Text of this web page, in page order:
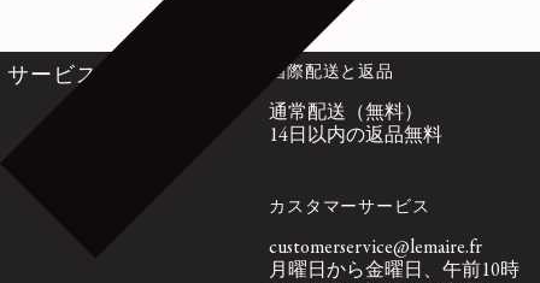
サービス 国際配送と返品
通常配送（無料）
14日以内の返品無料
カスタマーサービス
customerservice@lemaire.fr
月曜日から金曜日、午前10時